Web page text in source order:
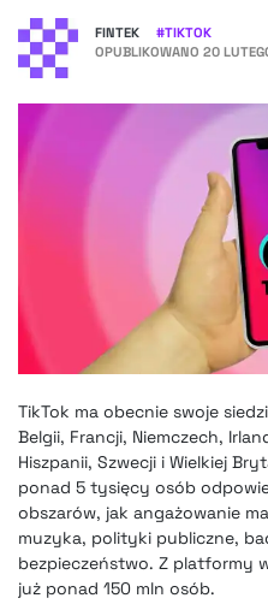
FINTEK #TIKTOK
OPUBLIKOWANO 20
TikTok ma obecnie swoje
Belgii, Francji, Niemczech,
Hiszpanii, Szwecji i Wielkiej
ponad 5 tysięcy osób
obszarów, jak angażowanie
muzyka, polityki publiczne,
bezpieczeństwo. Z platformy
już ponad 150 mln osób.